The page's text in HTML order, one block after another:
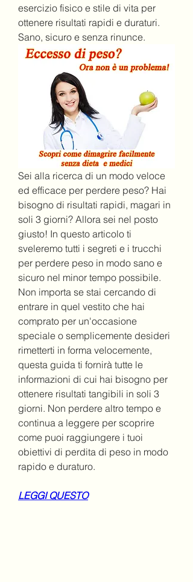
esercizio fisico e stile di vita per
ottenere risultati rapidi e duraturi.
Sano, sicuro e senza rinunce.
Sei alla ricerca di un modo veloce
ed efficace per perdere peso? Hai
bisogno di risultati rapidi, magari in
soli 3 giorni? Allora sei nel posto
giusto! In questo articolo ti
sveleremo tutti i segreti e i trucchi
per perdere peso in modo sano e
sicuro nel minor tempo possibile.
Non importa se stai cercando di
entrare in quel vestito che hai
comprato per un'occasione
speciale o semplicemente desideri
rimetterti in forma velocemente,
questa guida ti fornirà tutte le
informazioni di cui hai bisogno per
ottenere risultati tangibili in soli 3
giorni. Non perdere altro tempo e
continua a leggere per scoprire
come puoi raggiungere i tuoi
obiettivi di perdita di peso in modo
rapido e duraturo.
LEGGI QUESTO